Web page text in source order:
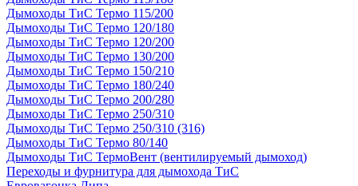
Дымоходы ТиС Термо 115/200
Дымоходы ТиС Термо 120/180
Дымоходы ТиС Термо 120/200
Дымоходы ТиС Термо 130/200
Дымоходы ТиС Термо 150/210
Дымоходы ТиС Термо 180/240
Дымоходы ТиС Термо 200/280
Дымоходы ТиС Термо 250/310
Дымоходы ТиС Термо 250/310 (316)
Дымоходы ТиС Термо 80/140
Дымоходы ТиС ТермоВент (вентилируемый дымоход)
Переходы и фурнитура для дымохода ТиС